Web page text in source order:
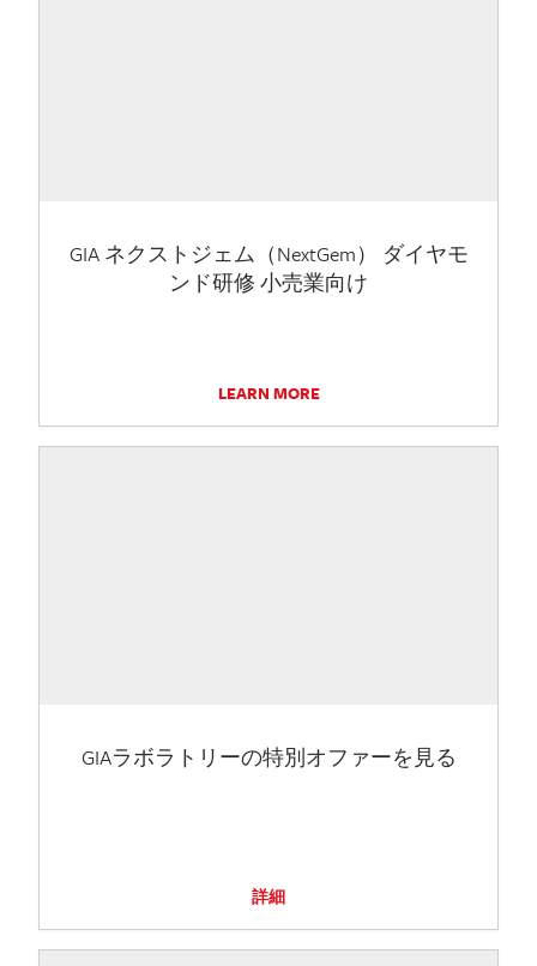
GIA ネクストジェム（NextGem） ダイヤモ
ンド研修 小売業向け
LEARN MORE
GIAラボラトリーの特別オファーを見る
詳細